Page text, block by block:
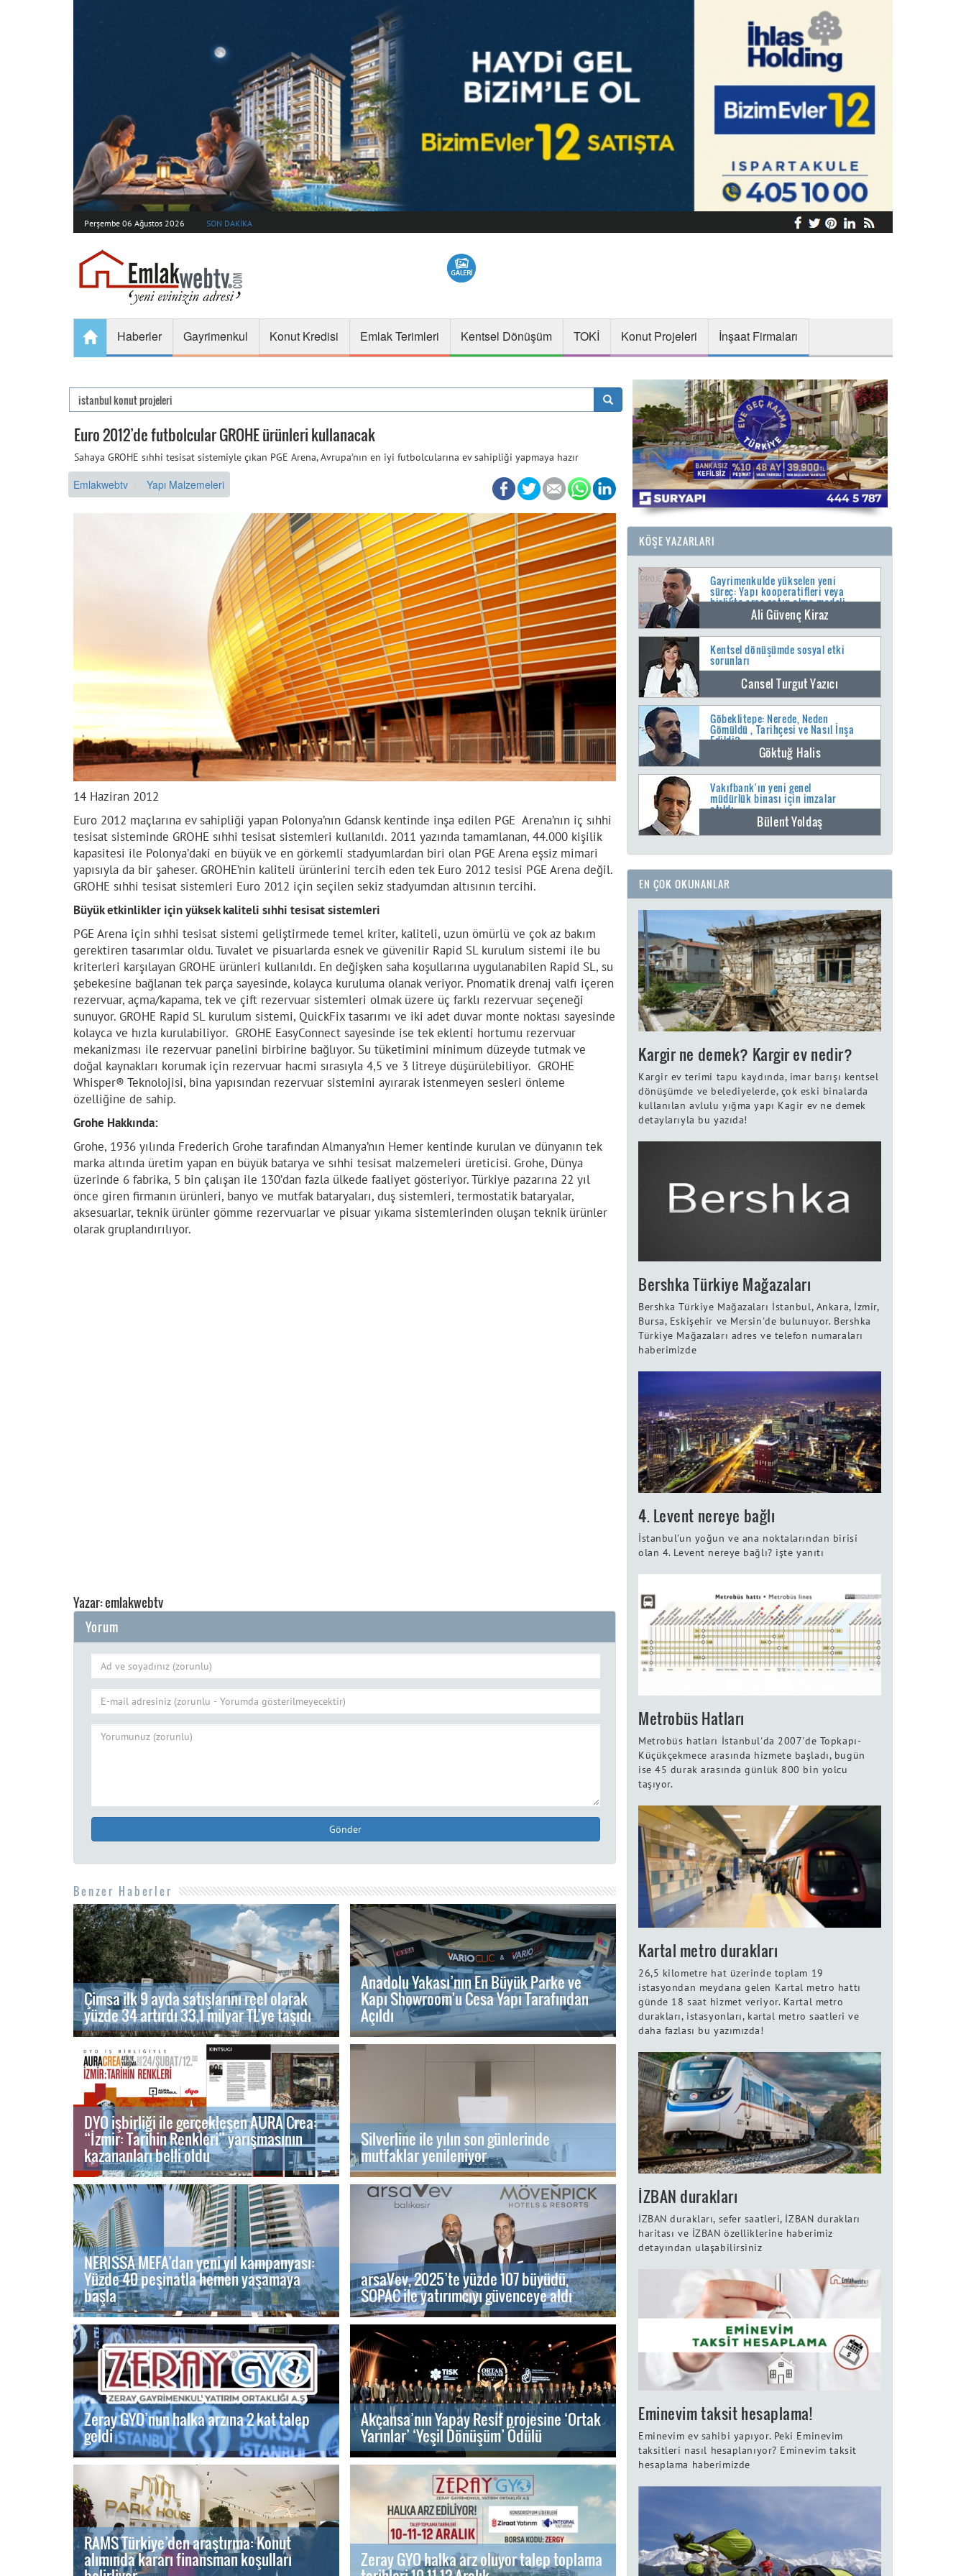
Perşembe 06 Ağustos 2026 SON DAKİKA
Haberler Gayrimenkul Konut Kredisi Emlak Terimleri Kentsel Dönüşüm TOKİ Konut Projeleri İnşaat Firmaları
Euro 2012’de futbolcular GROHE ürünleri kullanacak
Sahaya GROHE sıhhi tesisat sistemiyle çıkan PGE Arena, Avrupa’nın en iyi futbolcularına ev sahipliği yapmaya hazır
Emlakwebtv Yapı Malzemeleri
14 Haziran 2012
Euro 2012 maçlarına ev sahipliği yapan Polonya’nın Gdansk kentinde inşa edilen PGE Arena’nın iç sıhhi
tesisat sisteminde GROHE sıhhi tesisat sistemleri kullanıldı. 2011 yazında tamamlanan, 44.000 kişilik
kapasitesi ile Polonya’daki en büyük ve en görkemli stadyumlardan biri olan PGE Arena eşsiz mimari
yapısıyla da bir şaheser. GROHE’nin kaliteli ürünlerini tercih eden tek Euro 2012 tesisi PGE Arena değil.
GROHE sıhhi tesisat sistemleri Euro 2012 için seçilen sekiz stadyumdan altısının tercihi.
Büyük etkinlikler için yüksek kaliteli sıhhi tesisat sistemleri
PGE Arena için sıhhi tesisat sistemi geliştirmede temel kriter, kaliteli, uzun ömürlü ve çok az bakım
gerektiren tasarımlar oldu. Tuvalet ve pisuarlarda esnek ve güvenilir Rapid SL kurulum sistemi ile bu
kriterleri karşılayan GROHE ürünleri kullanıldı. En değişken saha koşullarına uygulanabilen Rapid SL, su
şebekesine bağlanan tek parça sayesinde, kolayca kuruluma olanak veriyor. Pnomatik drenaj valfı içeren
rezervuar, açma/kapama, tek ve çift rezervuar sistemleri olmak üzere üç farklı rezervuar seçeneği
sunuyor. GROHE Rapid SL kurulum sistemi, QuickFix tasarımı ve iki adet duvar monte noktası sayesinde
kolayca ve hızla kurulabiliyor. GROHE EasyConnect sayesinde ise tek eklenti hortumu rezervuar
mekanizması ile rezervuar panelini birbirine bağlıyor. Su tüketimini minimum düzeyde tutmak ve
doğal kaynakları korumak için rezervuar hacmi sırasıyla 4,5 ve 3 litreye düşürülebiliyor. GROHE
Whisper® Teknolojisi, bina yapısından rezervuar sistemini ayırarak istenmeyen sesleri önleme
özelliğine de sahip.
Grohe Hakkında:
Grohe, 1936 yılında Frederich Grohe tarafından Almanya’nın Hemer kentinde kurulan ve dünyanın tek
marka altında üretim yapan en büyük batarya ve sıhhi tesisat malzemeleri üreticisi. Grohe, Dünya
üzerinde 6 fabrika, 5 bin çalışan ile 130’dan fazla ülkede faaliyet gösteriyor. Türkiye pazarına 22 yıl
önce giren firmanın ürünleri, banyo ve mutfak bataryaları, duş sistemleri, termostatik bataryalar,
aksesuarlar, teknik ürünler gömme rezervuarlar ve pisuar yıkama sistemlerinden oluşan teknik ürünler
olarak gruplandırılıyor.
Yazar: emlakwebtv
Yorum
Gönder
Benzer Haberler
Çimsa ilk 9 ayda satışlarını reel olarak
yüzde 34 artırdı 33,1 milyar TL’ye taşıdı
Anadolu Yakası’nın En Büyük Parke ve
Kapı Showroom'u Cesa Yapı Tarafından
Açıldı
DYO işbirliği ile gerçekleşen AURA Crea:
“İzmir: Tarihin Renkleri” yarışmasının
kazananları belli oldu
Silverline ile yılın son günlerinde
mutfaklar yenileniyor
NERISSA MEFA’dan yeni yıl kampanyası:
Yüzde 40 peşinatla hemen yaşamaya
başla
arsaVev, 2025’te yüzde 107 büyüdü,
SOPAC ile yatırımcıyı güvenceye aldı
Zeray GYO’nun halka arzına 2 kat talep
geldi
Akçansa’nın Yapay Resif projesine ‘Ortak
Yarınlar’ ‘Yeşil Dönüşüm’ Ödülü
RAMS Türkiye’den araştırma: Konut
alımında kararı finansman koşulları Zeray GYO halka arz oluyor talep toplama
KÖŞE YAZARLARI
Gayrimenkulde yükselen yeni
süreç: Yapı kooperatifleri veya
birlikte arsa satın alma modeli
Ali Güvenç Kiraz
Kentsel dönüşümde sosyal etki
sorunları
Cansel Turgut Yazıcı
Göbeklitepe: Nerede, Neden
Gömüldü , Tarihçesi ve Nasıl İnşa
Edildi?
Göktuğ Halis
Vakıfbank'ın yeni genel
müdürlük binası için imzalar
atıldı
Bülent Yoldaş
EN ÇOK OKUNANLAR
Kargir ne demek? Kargir ev nedir?
Kargir ev terimi tapu kaydında, imar barışı kentsel
dönüşümde ve belediyelerde, çok eski binalarda
kullanılan avlulu yığma yapı Kagir ev ne demek
detaylarıyla bu yazıda!
Bershka Türkiye Mağazaları
Bershka Türkiye Mağazaları İstanbul, Ankara, İzmir,
Bursa, Eskişehir ve Mersin'de bulunuyor. Bershka
Türkiye Mağazaları adres ve telefon numaraları
haberimizde
4. Levent nereye bağlı
İstanbul'un yoğun ve ana noktalarından birisi
olan 4. Levent nereye bağlı? işte yanıtı
Metrobüs Hatları
Metrobüs hatları İstanbul'da 2007'de Topkapı-
Küçükçekmece arasında hizmete başladı, bugün
ise 45 durak arasında günlük 800 bin yolcu
taşıyor.
Kartal metro durakları
26,5 kilometre hat üzerinde toplam 19
istasyondan meydana gelen Kartal metro hattı
günde 18 saat hizmet veriyor. Kartal metro
durakları, istasyonları, kartal metro saatleri ve
daha fazlası bu yazımızda!
İZBAN durakları
İZBAN durakları, sefer saatleri, İZBAN durakları
haritası ve İZBAN özelliklerine haberimiz
detayından ulaşabilirsiniz
Eminevim taksit hesaplama!
Eminevim ev sahibi yapıyor. Peki Eminevim
taksitleri nasıl hesaplanıyor? Eminevim taksit
hesaplama haberimizde